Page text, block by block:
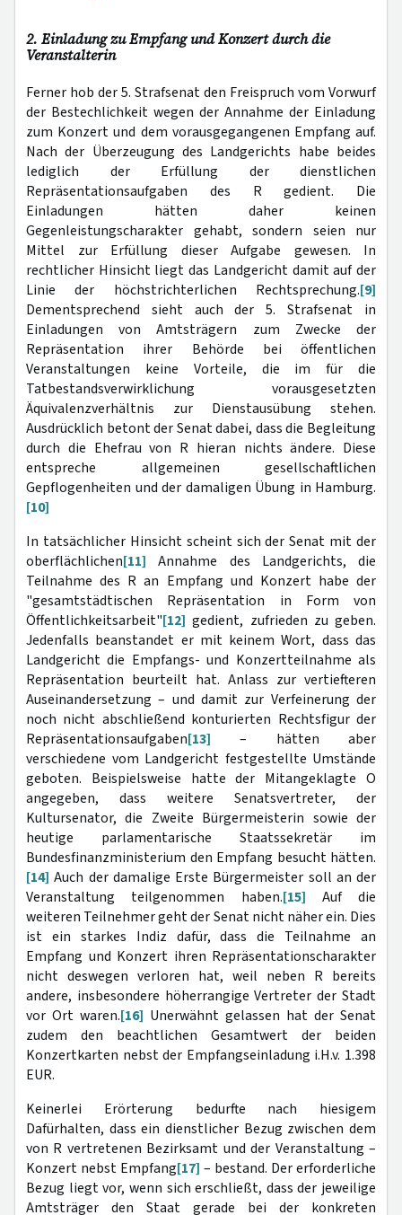
2. Einladung zu Empfang und Konzert durch die
Veranstalterin
Ferner hob der 5. Strafsenat den Freispruch vom Vorwurf
der Bestechlichkeit wegen der Annahme der Einladung
zum Konzert und dem vorausgegangenen Empfang auf.
Nach der Überzeugung des Landgerichts habe beides
lediglich der Erfüllung der dienstlichen
Repräsentationsaufgaben des R gedient. Die
Einladungen hätten daher keinen
Gegenleistungscharakter gehabt, sondern seien nur
Mittel zur Erfüllung dieser Aufgabe gewesen. In
rechtlicher Hinsicht liegt das Landgericht damit auf der
Linie der höchstrichterlichen Rechtsprechung.[9]
Dementsprechend sieht auch der 5. Strafsenat in
Einladungen von Amtsträgern zum Zwecke der
Repräsentation ihrer Behörde bei öffentlichen
Veranstaltungen keine Vorteile, die im für die
Tatbestandsverwirklichung vorausgesetzten
Äquivalenzverhältnis zur Dienstausübung stehen.
Ausdrücklich betont der Senat dabei, dass die Begleitung
durch die Ehefrau von R hieran nichts ändere. Diese
entspreche allgemeinen gesellschaftlichen
Gepflogenheiten und der damaligen Übung in Hamburg.
[10]
In tatsächlicher Hinsicht scheint sich der Senat mit der
oberflächlichen[11] Annahme des Landgerichts, die
Teilnahme des R an Empfang und Konzert habe der
"gesamtstädtischen Repräsentation in Form von
Öffentlichkeitsarbeit"[12] gedient, zufrieden zu geben.
Jedenfalls beanstandet er mit keinem Wort, dass das
Landgericht die Empfangs- und Konzertteilnahme als
Repräsentation beurteilt hat. Anlass zur vertiefteren
Auseinandersetzung – und damit zur Verfeinerung der
noch nicht abschließend konturierten Rechtsfigur der
Repräsentationsaufgaben[13] – hätten aber
verschiedene vom Landgericht festgestellte Umstände
geboten. Beispielsweise hatte der Mitangeklagte O
angegeben, dass weitere Senatsvertreter, der
Kultursenator, die Zweite Bürgermeisterin sowie der
heutige parlamentarische Staatssekretär im
Bundesfinanzministerium den Empfang besucht hätten.
[14] Auch der damalige Erste Bürgermeister soll an der
Veranstaltung teilgenommen haben.[15] Auf die
weiteren Teilnehmer geht der Senat nicht näher ein. Dies
ist ein starkes Indiz dafür, dass die Teilnahme an
Empfang und Konzert ihren Repräsentationscharakter
nicht deswegen verloren hat, weil neben R bereits
andere, insbesondere höherrangige Vertreter der Stadt
vor Ort waren.[16] Unerwähnt gelassen hat der Senat
zudem den beachtlichen Gesamtwert der beiden
Konzertkarten nebst der Empfangseinladung i.H.v. 1.398
EUR.
Keinerlei Erörterung bedurfte nach hiesigem
Dafürhalten, dass ein dienstlicher Bezug zwischen dem
von R vertretenen Bezirksamt und der Veranstaltung –
Konzert nebst Empfang[17] – bestand. Der erforderliche
Bezug liegt vor, wenn sich erschließt, dass der jeweilige
Amtsträger den Staat gerade bei der konkreten